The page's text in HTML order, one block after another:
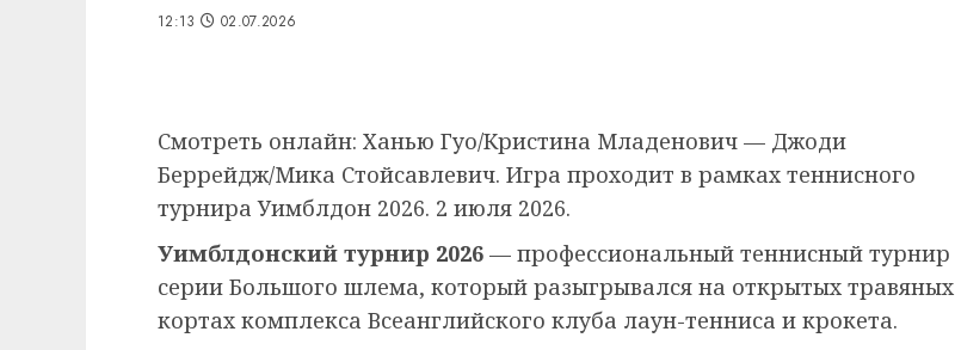
12:13 02.07.2026
Смотреть онлайн: Ханью Гуо/Кристина Младенович — Джоди
Беррейдж/Мика Стойсавлевич. Игра проходит в рамках теннисного
турнира Уимблдон 2026. 2 июля 2026.
Уимблдонский турнир 2026 — профессиональный теннисный турнир
серии Большого шлема, который разыгрывался на открытых травяных
кортах комплекса Всеанглийского клуба лаун-тенниса и крокета.